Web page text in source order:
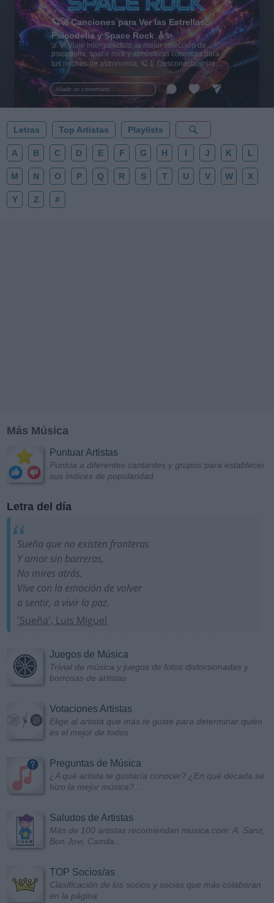
Añadir un comentario ...
🪐🚀 Canciones para Ver las Estrellas:
Psicodelia y Space Rock 🎸✨
🌌🚀 Viaje intergaláctico: la mejor selección de
psicodelia, space rock y atmósferas cósmicas para
tus noches de astronomía. 🪐🎸 Desconecta, mira
al firmamento y siente la gravedad cero. 💾 ¡Guarda
esta colección para tu próxima noche estrellada!
✨⭐
Letras Top Artistas Playlists
A B C D E F G H I J K L
M N O P Q R S T U V W X
Y Z #
Más Música
Puntuar Artistas
Puntúa a diferentes cantantes y grupos para establecer
sus índices de popularidad
Letra del día
Sueña que no existen fronteras
Y amor sin barreras,
No mires atrás.
Vive con la emoción de volver
a sentir, a vivir la paz.
'Sueña', Luis Miguel
Juegos de Música
Trivial de música y juegos de fotos distorsionadas y
borrosas de artistas
Votaciones Artistas
Elige al artista que más te guste para determinar quién
es el mejor de todos
Preguntas de Música
¿A qué artista te gustaría conocer? ¿En qué década se
hizo la mejor música?...
Saludos de Artistas
Más de 100 artistas recomiendan musica.com: A. Sanz,
Bon Jovi, Camila...
TOP Socios/as
Clasificación de los socios y socias que más colaboran
en la página